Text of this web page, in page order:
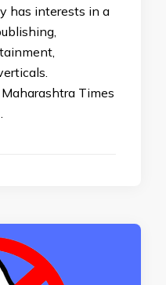
has interests in a
Times